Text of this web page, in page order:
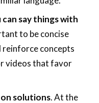
say things with
to be concise
concepts
videos that favor
solutions. At the